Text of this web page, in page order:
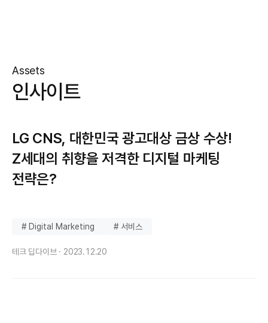
Assets
인사이트
LG CNS, 대한민국 광고대상 금상 수상!
Z세대의 취향을 저격한 디지털 마케팅
전략은?
# Digital Marketing # 서비스
테크 딥다이브 · 2023.12.20